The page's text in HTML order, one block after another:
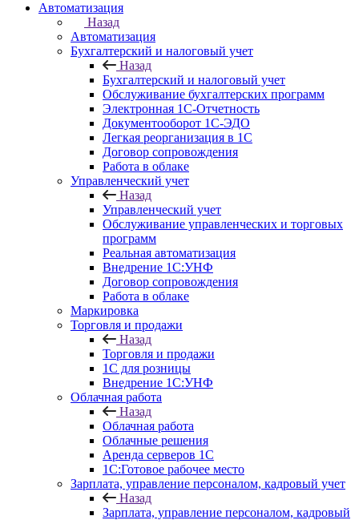
Автоматизация
Назад
Автоматизация
Бухгалтерский и налоговый учет
Назад
Бухгалтерский и налоговый учет
Обслуживание бухгалтерских программ
Электронная 1С-Отчетность
Документооборот 1С-ЭДО
Легкая реорганизация в 1С
Договор сопровождения
Работа в облаке
Управленческий учет
Назад
Управленческий учет
Обслуживание управленческих и торговых
программ
Реальная автоматизация
Внедрение 1С:УНФ
Договор сопровождения
Работа в облаке
Маркировка
Торговля и продажи
Назад
Торговля и продажи
1С для розницы
Внедрение 1С:УНФ
Облачная работа
Назад
Облачная работа
Облачные решения
Аренда серверов 1С
1C:Готовое рабочее место
Зарплата, управление персоналом, кадровый учет
Назад
Зарплата, управление персоналом, кадровый